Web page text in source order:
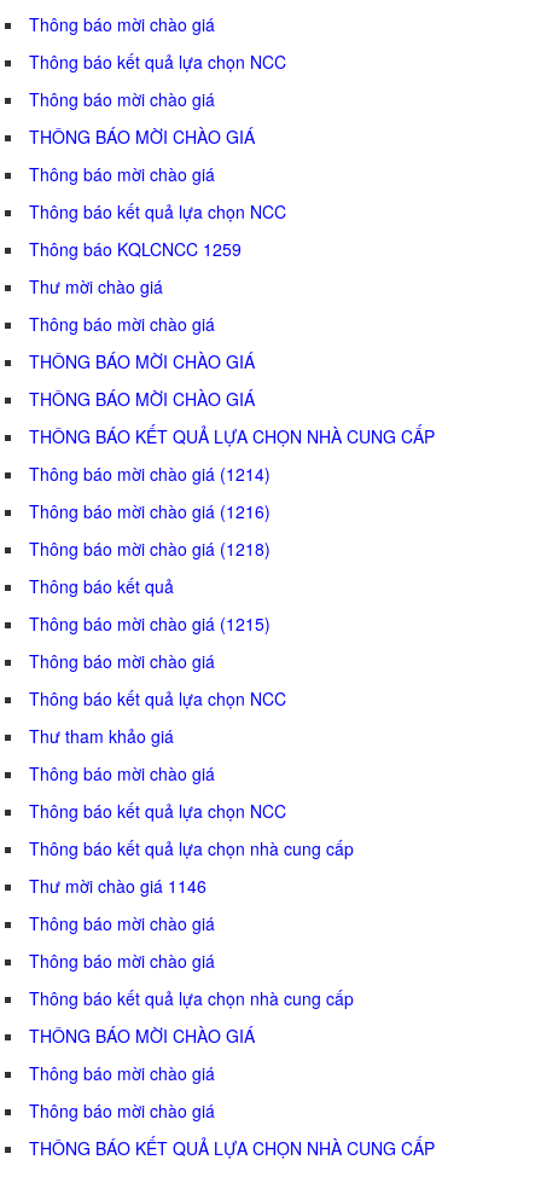
Thông báo mời chào giá
Thông báo kết quả lựa chọn NCC
Thông báo mời chào giá
THÔNG BÁO MỜI CHÀO GIÁ
Thông báo mời chào giá
Thông báo kết quả lựa chọn NCC
Thông báo KQLCNCC 1259
Thư mời chào giá
Thông báo mời chào giá
THÔNG BÁO MỜI CHÀO GIÁ
THÔNG BÁO MỜI CHÀO GIÁ
THÔNG BÁO KẾT QUẢ LỰA CHỌN NHÀ CUNG CẤP
Thông báo mời chào giá (1214)
Thông báo mời chào giá (1216)
Thông báo mời chào giá (1218)
Thông báo kết quả
Thông báo mời chào giá (1215)
Thông báo mời chào giá
Thông báo kết quả lựa chọn NCC
Thư tham khảo giá
Thông báo mời chào giá
Thông báo kết quả lựa chọn NCC
Thông báo kết quả lựa chọn nhà cung cấp
Thư mời chào giá 1146
Thông báo mời chào giá
Thông báo mời chào giá
Thông báo kết quả lựa chọn nhà cung cấp
THÔNG BÁO MỜI CHÀO GIÁ
Thông báo mời chào giá
Thông báo mời chào giá
THÔNG BÁO KẾT QUẢ LỰA CHỌN NHÀ CUNG CẤP